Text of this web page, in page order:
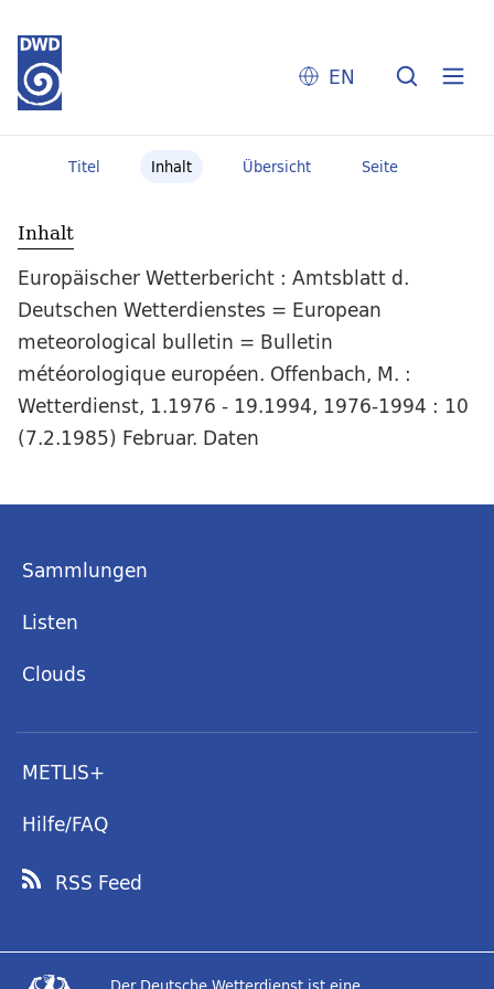
EN
Titel Inhalt Übersicht Seite
Inhalt
Europäischer Wetterbericht : Amtsblatt d.
Deutschen Wetterdienstes = European
meteorological bulletin = Bulletin
météorologique européen. Offenbach, M. :
Wetterdienst, 1.1976 - 19.1994, 1976-1994 : 10
(7.2.1985) Februar. Daten
Sammlungen
Listen
Clouds
METLIS+
Hilfe/FAQ
RSS Feed